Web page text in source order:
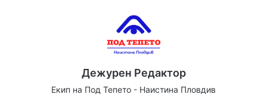
Дежурен Редактор
Екип на Под Тепето - Наистина Пловдив